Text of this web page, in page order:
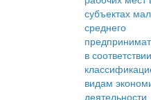
субъектах
среднего
в
видам
деятельности